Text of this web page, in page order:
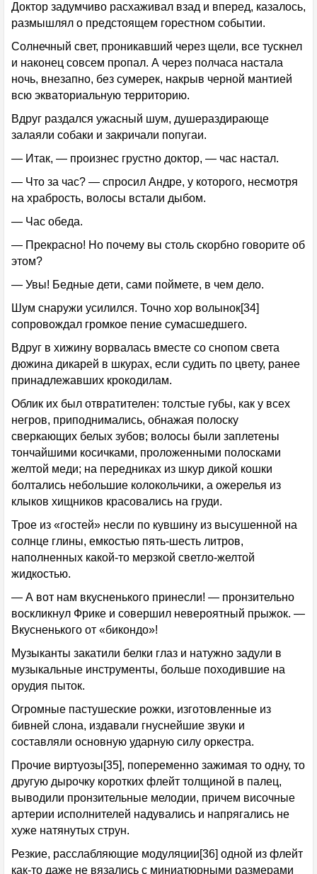
Доктор задумчиво расхаживал взад и вперед, казалось,
размышлял о предстоящем горестном событии.
Солнечный свет, проникавший через щели, все тускнел
и наконец совсем пропал. А через полчаса настала
ночь, внезапно, без сумерек, накрыв черной мантией
всю экваториальную территорию.
Вдруг раздался ужасный шум, душераздирающе
залаяли собаки и закричали попугаи.
— Итак, — произнес грустно доктор, — час настал.
— Что за час? — спросил Андре, у которого, несмотря
на храбрость, волосы встали дыбом.
— Час обеда.
— Прекрасно! Но почему вы столь скорбно говорите об
этом?
— Увы! Бедные дети, сами поймете, в чем дело.
Шум снаружи усилился. Точно хор волынок[34]
сопровождал громкое пение сумасшедшего.
Вдруг в хижину ворвалась вместе со снопом света
дюжина дикарей в шкурах, если судить по цвету, ранее
принадлежавших крокодилам.
Облик их был отвратителен: толстые губы, как у всех
негров, приподнимались, обнажая полоску
сверкающих белых зубов; волосы были заплетены
тончайшими косичками, проложенными полосками
желтой меди; на передниках из шкур дикой кошки
болтались небольшие колокольчики, а ожерелья из
клыков хищников красовались на груди.
Трое из «гостей» несли по кувшину из высушенной на
солнце глины, емкостью пять-шесть литров,
наполненных какой-то мерзкой светло-желтой
жидкостью.
— А вот нам вкусненького принесли! — пронзительно
воскликнул Фрике и совершил невероятный прыжок. —
Вкусненького от «бикондо»!
Музыканты закатили белки глаз и натужно задули в
музыкальные инструменты, больше походившие на
орудия пыток.
Огромные пастушеские рожки, изготовленные из
бивней слона, издавали гнуснейшие звуки и
составляли основную ударную силу оркестра.
Прочие виртуозы[35], попеременно зажимая то одну, то
другую дырочку коротких флейт толщиной в палец,
выводили пронзительные мелодии, причем височные
артерии исполнителей надувались и напрягались не
хуже натянутых струн.
Резкие, расслабляющие модуляции[36] одной из флейт
как-то даже не вязались с миниатюрными размерами